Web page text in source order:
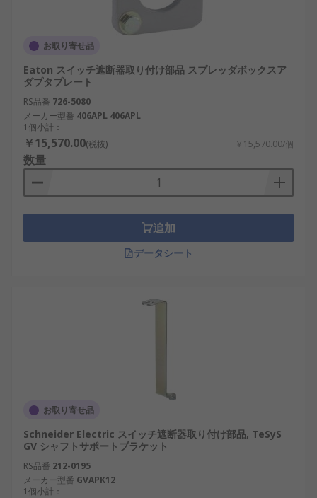
お取り寄せ品
Eaton スイッチ遮断器取り付け部品 スプレッダボックスア
ダプタプレート
RS品番 726-5080
メーカー型番 406APL 406APL
1個小計：
￥15,570.00(税抜) ￥15,570.00/個
数量
追加
データシート
お取り寄せ品
Schneider Electric スイッチ遮断器取り付け部品, TeSyS
GV シャフトサポートブラケット
RS品番 212-0195
メーカー型番 GVAPK12
1個小計：